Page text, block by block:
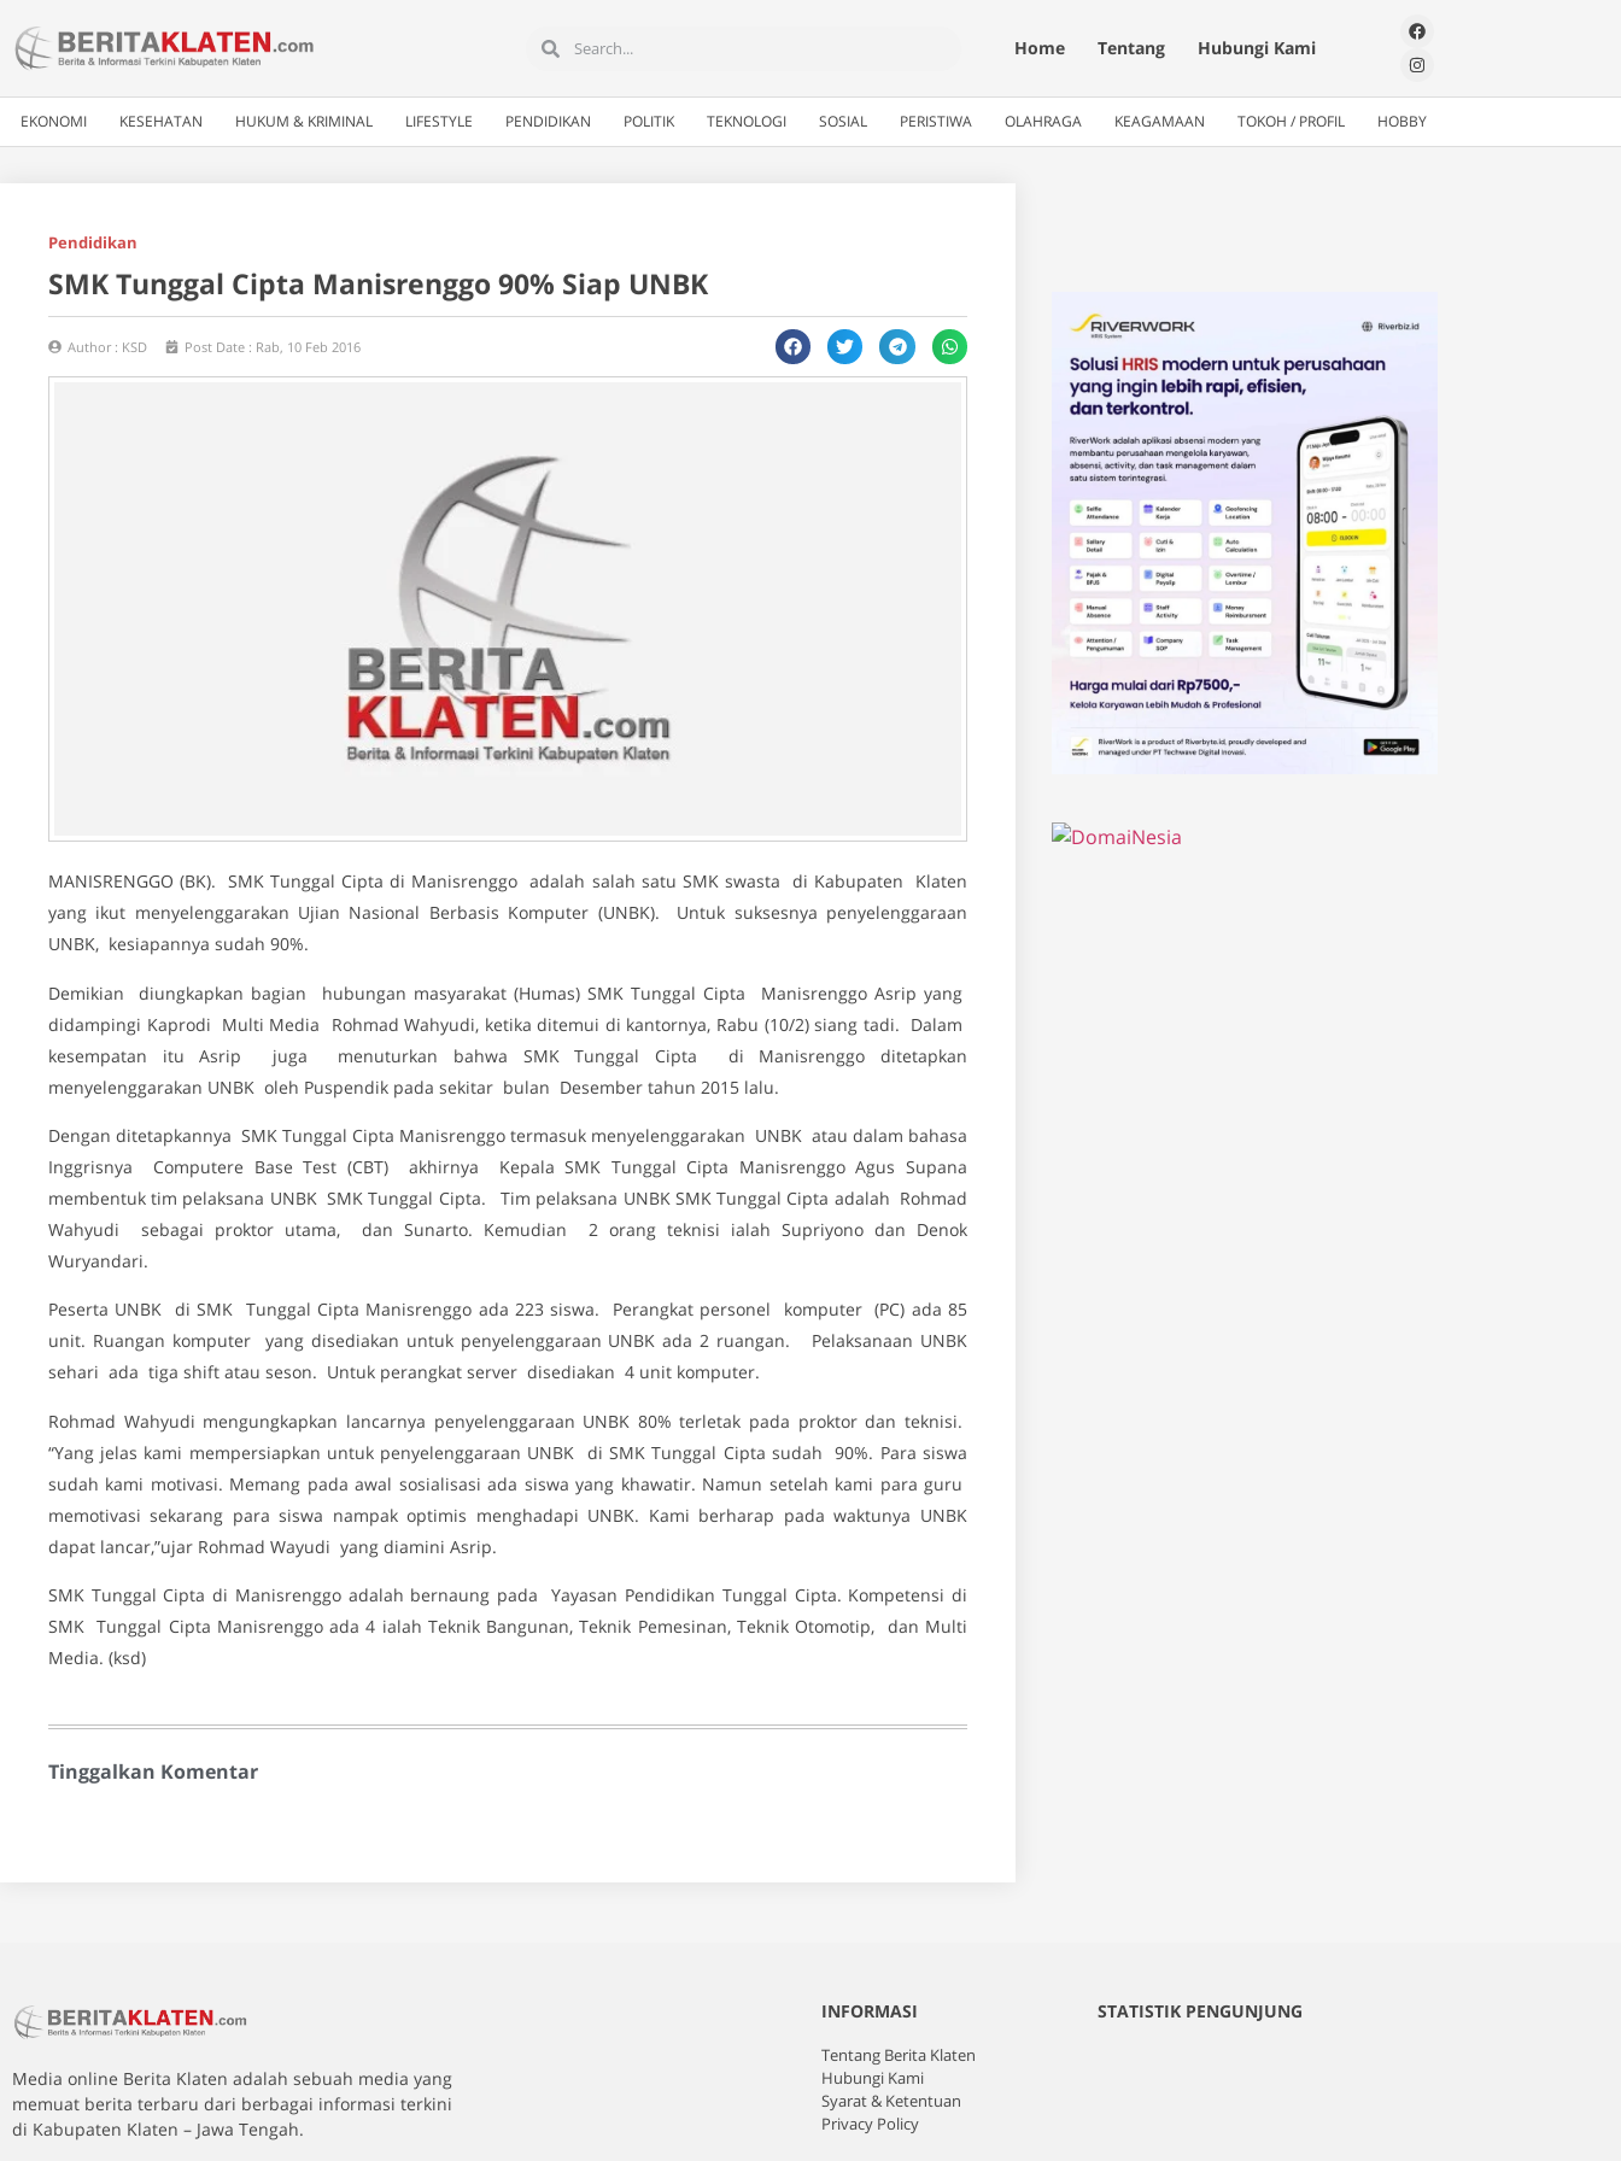
Home Tentang Hubungi Kami
EKONOMI KESEHATAN HUKUM & KRIMINAL LIFESTYLE PENDIDIKAN POLITIK TEKNOLOGI SOSIAL PERISTIWA OLAHRAGA KEAGAMAAN TOKOH / PROFIL HOBBY
Pendidikan
SMK Tunggal Cipta Manisrenggo 90% Siap UNBK
Author : KSD Post Date : Rab, 10 Feb 2016
MANISRENGGO (BK). SMK Tunggal Cipta di Manisrenggo adalah salah satu SMK swasta di Kabupaten Klaten
yang ikut menyelenggarakan Ujian Nasional Berbasis Komputer (UNBK). Untuk suksesnya penyelenggaraan
UNBK, kesiapannya sudah 90%.
Demikian diungkapkan bagian hubungan masyarakat (Humas) SMK Tunggal Cipta Manisrenggo Asrip yang
didampingi Kaprodi Multi Media Rohmad Wahyudi, ketika ditemui di kantornya, Rabu (10/2) siang tadi. Dalam
kesempatan itu Asrip juga menuturkan bahwa SMK Tunggal Cipta di Manisrenggo ditetapkan
menyelenggarakan UNBK oleh Puspendik pada sekitar bulan Desember tahun 2015 lalu.
Dengan ditetapkannya SMK Tunggal Cipta Manisrenggo termasuk menyelenggarakan UNBK atau dalam bahasa
Inggrisnya Computere Base Test (CBT) akhirnya Kepala SMK Tunggal Cipta Manisrenggo Agus Supana
membentuk tim pelaksana UNBK SMK Tunggal Cipta. Tim pelaksana UNBK SMK Tunggal Cipta adalah Rohmad
Wahyudi sebagai proktor utama, dan Sunarto. Kemudian 2 orang teknisi ialah Supriyono dan Denok
Wuryandari.
Peserta UNBK di SMK Tunggal Cipta Manisrenggo ada 223 siswa. Perangkat personel komputer (PC) ada 85
unit. Ruangan komputer yang disediakan untuk penyelenggaraan UNBK ada 2 ruangan. Pelaksanaan UNBK
sehari ada tiga shift atau seson. Untuk perangkat server disediakan 4 unit komputer.
Rohmad Wahyudi mengungkapkan lancarnya penyelenggaraan UNBK 80% terletak pada proktor dan teknisi.
“Yang jelas kami mempersiapkan untuk penyelenggaraan UNBK di SMK Tunggal Cipta sudah 90%. Para siswa
sudah kami motivasi. Memang pada awal sosialisasi ada siswa yang khawatir. Namun setelah kami para guru
memotivasi sekarang para siswa nampak optimis menghadapi UNBK. Kami berharap pada waktunya UNBK
dapat lancar,”ujar Rohmad Wayudi yang diamini Asrip.
SMK Tunggal Cipta di Manisrenggo adalah bernaung pada Yayasan Pendidikan Tunggal Cipta. Kompetensi di
SMK Tunggal Cipta Manisrenggo ada 4 ialah Teknik Bangunan, Teknik Pemesinan, Teknik Otomotip, dan Multi
Media. (ksd)
Tinggalkan Komentar
Media online Berita Klaten adalah sebuah media yang
memuat berita terbaru dari berbagai informasi terkini
di Kabupaten Klaten – Jawa Tengah.
INFORMASI
Tentang Berita Klaten
Hubungi Kami
Syarat & Ketentuan
Privacy Policy
STATISTIK PENGUNJUNG